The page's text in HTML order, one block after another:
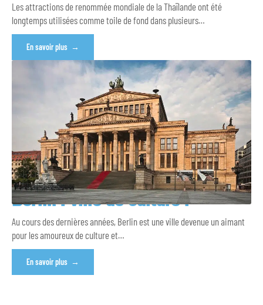
Les attractions de renommée mondiale de la Thaïlande ont été
longtemps utilisées comme toile de fond dans plusieurs…
En savoir plus
Berlin : ville de culture !
Au cours des dernières années, Berlin est une ville devenue un aimant
pour les amoureux de culture et…
En savoir plus